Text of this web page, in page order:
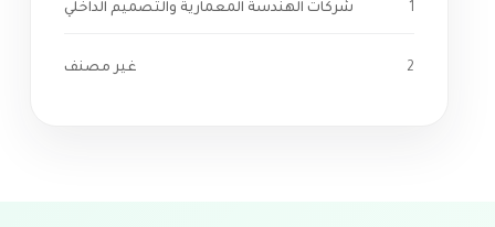
شركات الهندسة المعمارية والتصميم الداخلي 1
غير مصنف 2